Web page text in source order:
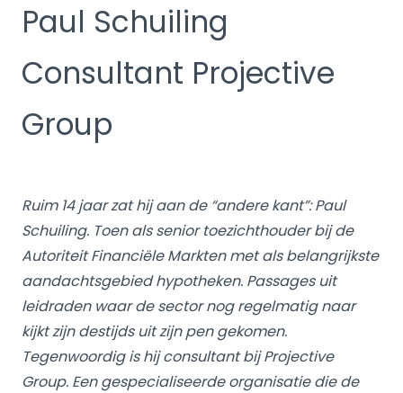
Paul Schuiling
Consultant Projective
Group
Ruim 14 jaar zat hij aan de “andere kant”: Paul
Schuiling. Toen als senior toezichthouder bij de
Autoriteit Financiële Markten met als belangrijkste
aandachtsgebied hypotheken. Passages uit
leidraden waar de sector nog regelmatig naar
kijkt zijn destijds uit zijn pen gekomen.
Tegenwoordig is hij consultant bij Projective
Group. Een gespecialiseerde organisatie die de